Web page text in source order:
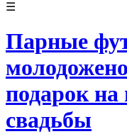
☰
Парные
подарок
свадьбы